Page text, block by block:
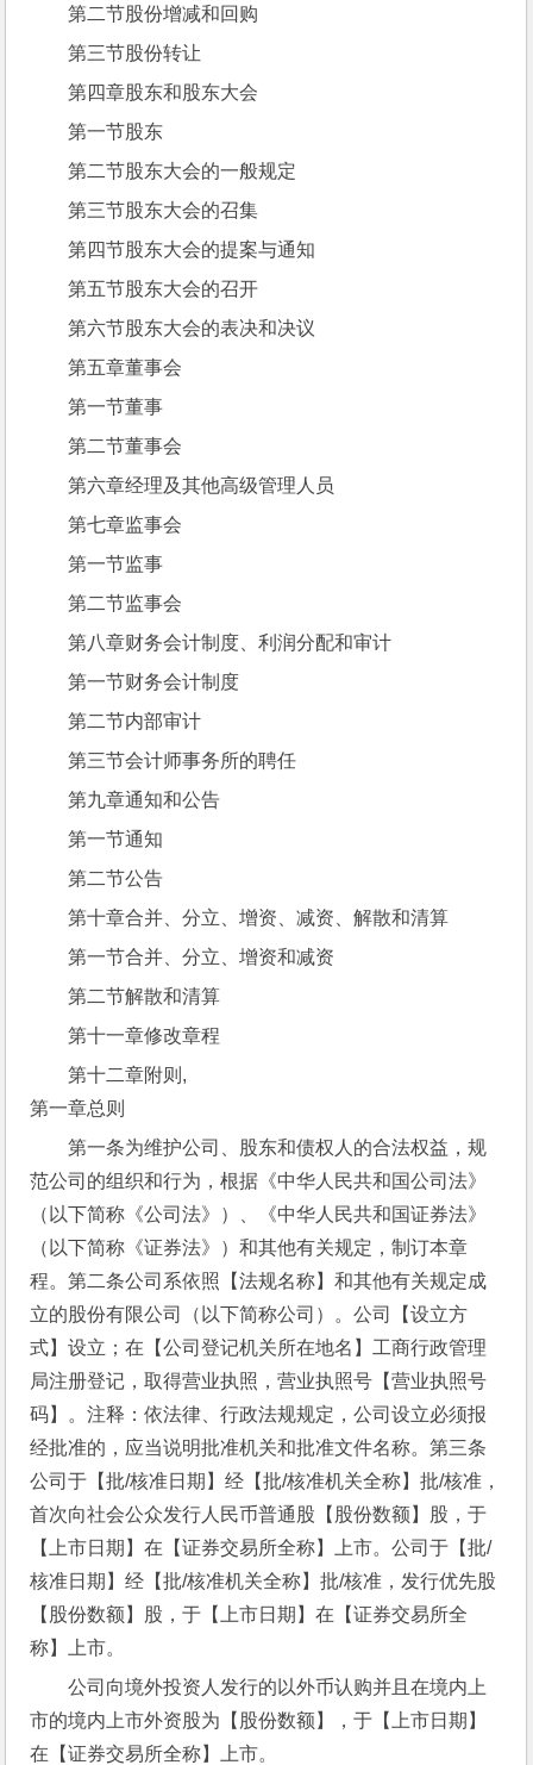
第二节股份增减和回购
第三节股份转让
第四章股东和股东大会
第一节股东
第二节股东大会的一般规定
第三节股东大会的召集
第四节股东大会的提案与通知
第五节股东大会的召开
第六节股东大会的表决和决议
第五章董事会
第一节董事
第二节董事会
第六章经理及其他高级管理人员
第七章监事会
第一节监事
第二节监事会
第八章财务会计制度、利润分配和审计
第一节财务会计制度
第二节内部审计
第三节会计师事务所的聘任
第九章通知和公告
第一节通知
第二节公告
第十章合并、分立、增资、减资、解散和清算
第一节合并、分立、增资和减资
第二节解散和清算
第十一章修改章程
第十二章附则,
第一章总则
第一条为维护公司、股东和债权人的合法权益，规
范公司的组织和行为，根据《中华人民共和国公司法》
（以下简称《公司法》）、《中华人民共和国证券法》
（以下简称《证券法》）和其他有关规定，制订本章
程。第二条公司系依照【法规名称】和其他有关规定成
立的股份有限公司（以下简称公司）。公司【设立方
式】设立；在【公司登记机关所在地名】工商行政管理
局注册登记，取得营业执照，营业执照号【营业执照号
码】。注释：依法律、行政法规规定，公司设立必须报
经批准的，应当说明批准机关和批准文件名称。第三条
公司于【批/核准日期】经【批/核准机关全称】批/核准，
首次向社会公众发行人民币普通股【股份数额】股，于
【上市日期】在【证券交易所全称】上市。公司于【批/
核准日期】经【批/核准机关全称】批/核准，发行优先股
【股份数额】股，于【上市日期】在【证券交易所全
称】上市。
公司向境外投资人发行的以外币认购并且在境内上
市的境内上市外资股为【股份数额】，于【上市日期】
在【证券交易所全称】上市。